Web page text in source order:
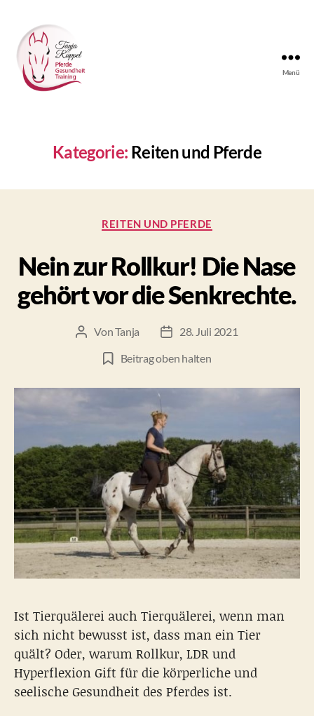
Menü
Kategorie: Reiten und Pferde
Kategorien
REITEN UND PFERDE
Nein zur Rollkur! Die Nase
gehört vor die Senkrechte.
Beitragsautor
VonTanja Beitragsdatum
28. Juli 2021
Beitrag oben halten
Ist Tierquälerei auch Tierquälerei, wenn man
sich nicht bewusst ist, dass man ein Tier
quält? Oder, warum Rollkur, LDR und
Hyperflexion Gift für die körperliche und
seelische Gesundheit des Pferdes ist.